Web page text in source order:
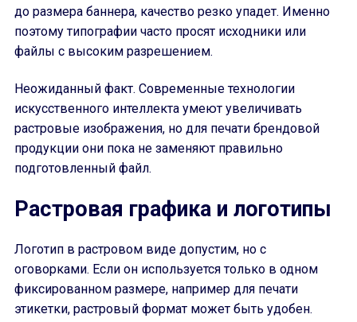
до размера баннера, качество резко упадет. Именно
поэтому типографии часто просят исходники или
файлы с высоким разрешением.
Неожиданный факт. Современные технологии
искусственного интеллекта умеют увеличивать
растровые изображения, но для печати брендовой
продукции они пока не заменяют правильно
подготовленный файл.
Растровая графика и логотипы
Логотип в растровом виде допустим, но с
оговорками. Если он используется только в одном
фиксированном размере, например для печати
этикетки, растровый формат может быть удобен.